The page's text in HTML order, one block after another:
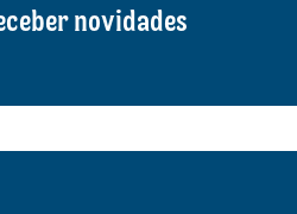
novidades